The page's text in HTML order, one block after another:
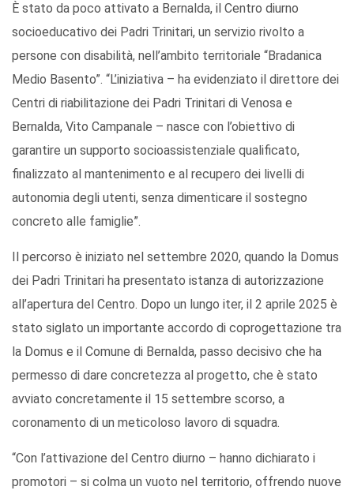
È stato da poco attivato a Bernalda, il Centro diurno
socioeducativo dei Padri Trinitari, un servizio rivolto a
persone con disabilità, nell’ambito territoriale “Bradanica
Medio Basento”. “L’iniziativa – ha evidenziato il direttore dei
Centri di riabilitazione dei Padri Trinitari di Venosa e
Bernalda, Vito Campanale – nasce con l’obiettivo di
garantire un supporto socioassistenziale qualificato,
finalizzato al mantenimento e al recupero dei livelli di
autonomia degli utenti, senza dimenticare il sostegno
concreto alle famiglie”.
Il percorso è iniziato nel settembre 2020, quando la Domus
dei Padri Trinitari ha presentato istanza di autorizzazione
all’apertura del Centro. Dopo un lungo iter, il 2 aprile 2025 è
stato siglato un importante accordo di coprogettazione tra
la Domus e il Comune di Bernalda, passo decisivo che ha
permesso di dare concretezza al progetto, che è stato
avviato concretamente il 15 settembre scorso, a
coronamento di un meticoloso lavoro di squadra.
“Con l’attivazione del Centro diurno – hanno dichiarato i
promotori – si colma un vuoto nel territorio, offrendo nuove